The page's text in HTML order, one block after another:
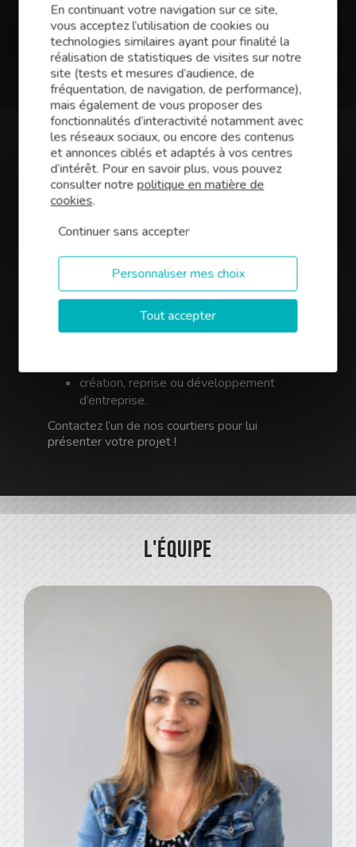
En savoir plus sur Finance
Conseil Saint-André-de-
Cubzac
Vous avez des projets pour votre entreprise en
Gironde ? Qu’il s’agisse d’une reprise, d’une
création ou du développement de votre
activité, Finance Conseil,expert en courtage
de prêts professionnels à Saint-André-
de-Cubzac (33)est le partenaire idéal pour
trouver le meilleur financement. Notre équipe
de courtiers vous propose d’optimiser votre
investissement et négocie les meilleures
conditions (taux, assurances, garanties) pour
votre projet :
murs commerciaux, bâtiments industriels,
création, reprise ou développement
d’entreprise.
Contactez l’un de nos courtiers pour lui
présenter votre projet !
L'équipe
En continuant votre navigation sur ce site,
vous acceptez l’utilisation de cookies ou
technologies similaires ayant pour finalité la
réalisation de statistiques de visites sur notre
site (tests et mesures d’audience, de
fréquentation, de navigation, de performance),
mais également de vous proposer des
fonctionnalités d’interactivité notamment avec
les réseaux sociaux, ou encore des contenus
et annonces ciblés et adaptés à vos centres
d’intérêt. Pour en savoir plus, vous pouvez
consulter notrepolitique en matière de
cookies.
Continuer sans accepter
Personnaliser mes choix
Tout accepter